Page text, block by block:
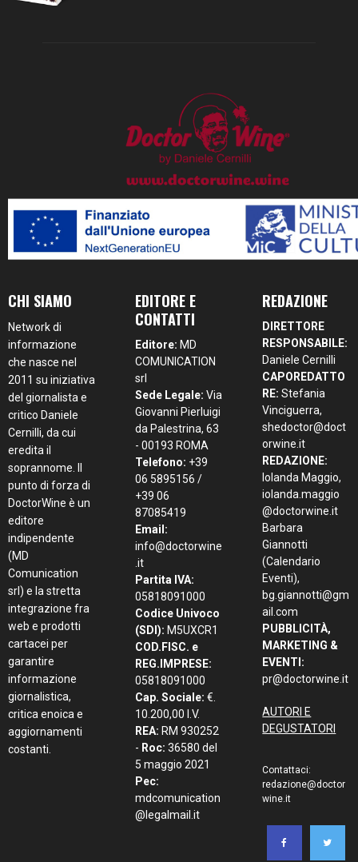
CHI SIAMO
Network di
informazione
che nasce nel
2011 su iniziativa
del giornalista e
critico Daniele
Cernilli, da cui
eredita il
soprannome. Il
punto di forza di
DoctorWine è un
editore
indipendente
(MD
Comunication
srl) e la stretta
integrazione fra
web e prodotti
cartacei per
garantire
informazione
giornalistica,
critica enoica e
aggiornamenti
costanti.
EDITORE E
CONTATTI
Editore: MD
COMUNICATION
srl
Sede Legale: Via
Giovanni Pierluigi
da Palestrina, 63
- 00193 ROMA
Telefono: +39
06 5895156 /
+39 06
87085419
Email:
info@doctorwine
.it
Partita IVA:
05818091000
Codice Univoco
(SDI): M5UXCR1
COD.FISC. e
REG.IMPRESE:
05818091000
Cap. Sociale: €.
10.200,00 I.V.
REA: RM 930252
- Roc: 36580 del
5 maggio 2021
Pec:
mdcomunication
@legalmail.it
REDAZIONE
DIRETTORE
RESPONSABILE:
Daniele Cernilli
CAPOREDATTO
RE: Stefania
Vinciguerra,
shedoctor@doct
orwine.it
REDAZIONE:
Iolanda Maggio,
iolanda.maggio
@doctorwine.it
Barbara
Giannotti
(Calendario
Eventi),
bg.giannotti@gm
ail.com
PUBBLICITÀ,
MARKETING &
EVENTI:
pr@doctorwine.it
AUTORI E
DEGUSTATORI
Contattaci:
redazione@doctor
wine.it